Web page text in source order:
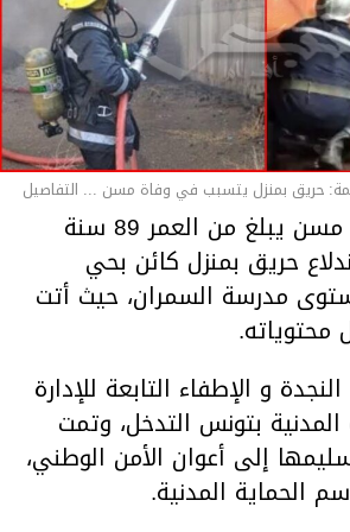
حريق بمنزل يتسبب في وفاة مسن ... التفاصيل
توفي يوم أمس مسن يبلغ من العمر 89 سنة
حريق بمنزل كائن بحي
على مستوى مدرسة السمران، حيث أتت
محتوياته.
و الإطفاء التابعة للإدارة
المدنية بتونس التدخل، وتمت
إلى أعوان الأمن الوطني،
الحماية المدنية.